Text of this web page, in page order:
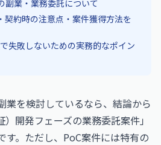
副業・業務委託について
契約時の注意点・案件獲得方法を
失敗しないための実務的なポイン
業を検討しているなら、結論から
開発フェーズの業務委託案件」
す。ただし、PoC案件には特有の